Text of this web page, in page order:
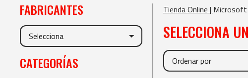
FABRICANTES
CATEGORÍAS
Tienda Online | Microsoft
SELECCIONA